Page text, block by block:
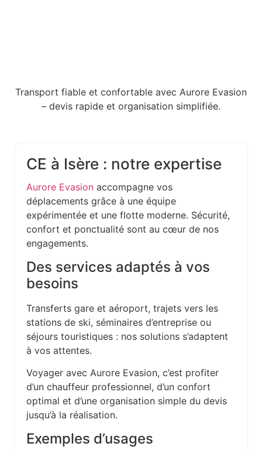
Transport fiable et confortable avec Aurore Evasion
– devis rapide et organisation simplifiée.
CE à Isère : notre expertise
Aurore Evasion accompagne vos
déplacements grâce à une équipe
expérimentée et une flotte moderne. Sécurité,
confort et ponctualité sont au cœur de nos
engagements.
Des services adaptés à vos
besoins
Transferts gare et aéroport, trajets vers les
stations de ski, séminaires d’entreprise ou
séjours touristiques : nos solutions s’adaptent
à vos attentes.
Voyager avec Aurore Evasion, c’est profiter
d’un chauffeur professionnel, d’un confort
optimal et d’une organisation simple du devis
jusqu’à la réalisation.
Exemples d’usages